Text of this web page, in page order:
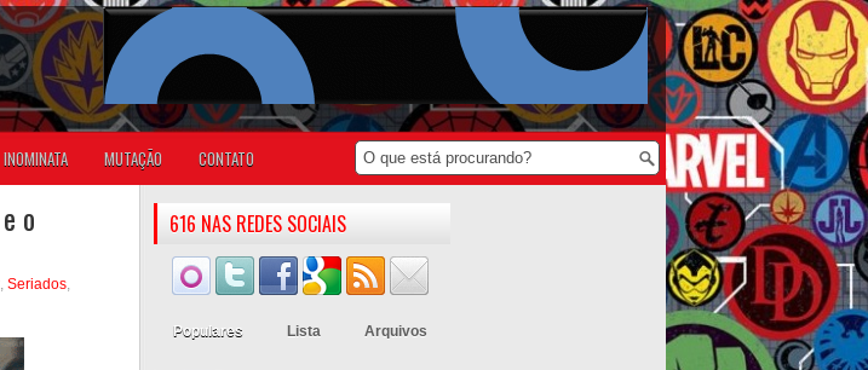
INOMINATA MUTAÇÃO CONTATO
o
, Seriados,
616 NAS REDES SOCIAIS
Populares Lista Arquivos